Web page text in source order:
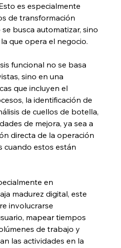
es especialmente
de transformación
busca automatizar, sino
que opera el negocio.
funcional no se basa
sino en una
que incluyen el
la identificación de
de cuellos de botella,
de mejora, ya sea a
directa de la operación
cuando estos están
en
madurez digital, este
involucrarse
mapear tiempos
de trabajo y
las actividades en la